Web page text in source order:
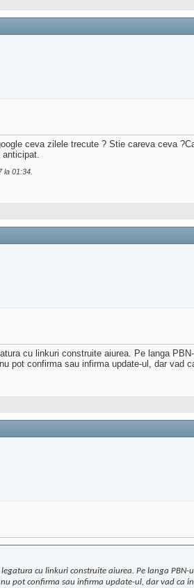
ceva zilele trecute ? Stie careva ceva
la 01:34
cu linkuri construite aiurea. Pe langa
pot confirma sau infirma update-ul, dar vad
cu linkuri construite aiurea. Pe langa
pot confirma sau infirma update-ul, dar vad ca